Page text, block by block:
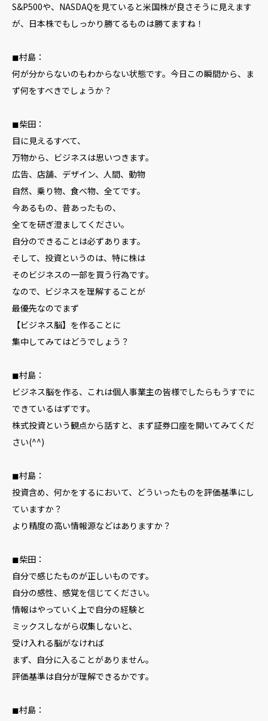
S&P500や、NASDAQを見ていると米国株が良さそうに見えます
が、日本株でもしっかり勝てるものは勝てますね！
◼︎村島：
何が分からないのもわからない状態です。今日この瞬間から、ま
ず何をすべきでしょうか？
◼︎柴田：
目に見えるすべて、
万物から、ビジネスは思いつきます。
広告、店舗、デザイン、人間、動物
自然、乗り物、食べ物、全てです。
今あるもの、昔あったもの、
全てを研ぎ澄ましてください。
自分のできることは必ずあります。
そして、投資というのは、特に株は
そのビジネスの一部を買う行為です。
なので、ビジネスを理解することが
最優先なのでまず
【ビジネス脳】を作ることに
集中してみてはどうでしょう？
◼︎村島：
ビジネス脳を作る、これは個人事業主の皆様でしたらもうすでに
できているはずです。
株式投資という観点から話すと、まず証券口座を開いてみてくだ
さい(^^)
◼︎村島：
投資含め、何かをするにおいて、どういったものを評価基準にし
ていますか？
より精度の高い情報源などはありますか？
◼︎柴田：
自分で感じたものが正しいものです。
自分の感性、感覚を信じてください。
情報はやっていく上で自分の経験と
ミックスしながら収集しないと、
受け入れる脳がなければ
まず、自分に入ることがありません。
評価基準は自分が理解できるかです。
◼︎村島：